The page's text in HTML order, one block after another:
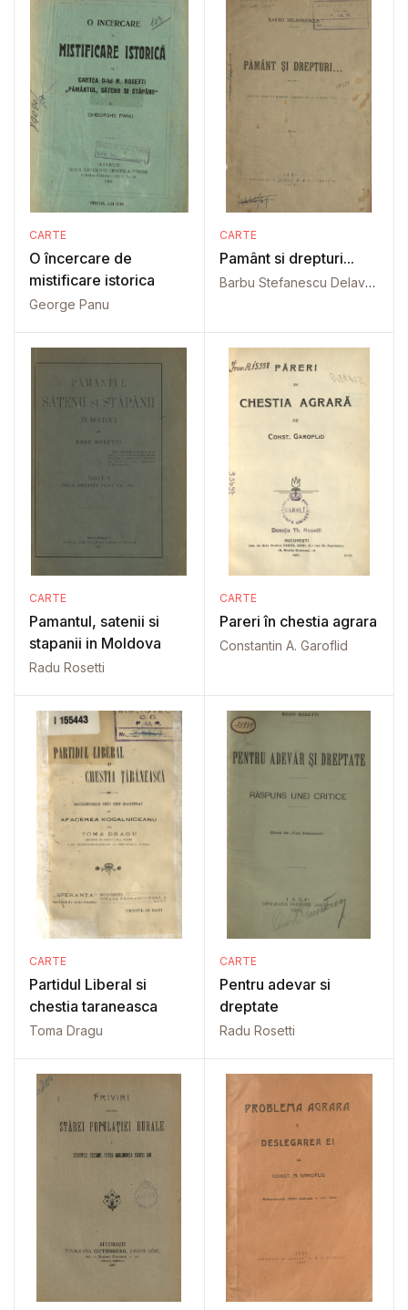
CARTE
O încercare de
mistificare istorica
George Panu
CARTE
Pamânt si drepturi...
Barbu Stefanescu Delavrancea
CARTE
Pamantul, satenii si
stapanii in Moldova
Radu Rosetti
CARTE
Pareri în chestia agrara
Constantin A. Garoflid
CARTE
Partidul Liberal si
chestia taraneasca
Toma Dragu
CARTE
Pentru adevar si
dreptate
Radu Rosetti